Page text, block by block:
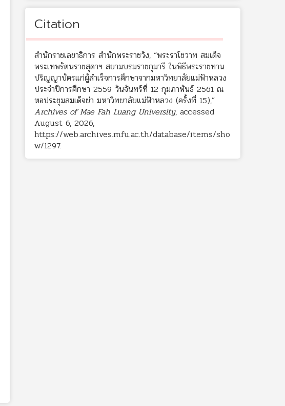
Citation
สำนักราชเลขาธิการ สำนักพระราชวัง, “พระราโชวาท สมเด็จ
พระเทพรัตนราชสุดาฯ สยามบรมราชกุมารี ในพิธีพระราชทาน
ปริญญาบัตรแก่ผู้สำเร็จการศึกษาจากมหาวิทยาลัยแม่ฟ้าหลวง
ประจำปีการศึกษา 2559 วันจันทร์ที่ 12 กุมภาพันธ์ 2561 ณ
หอประชุมสมเด็จย่า มหาวิทยาลัยแม่ฟ้าหลวง (ครั้งที่ 15),”
Archives of Mae Fah Luang University, accessed
August 6, 2026,
https://web.archives.mfu.ac.th/database/items/sho
w/1297.